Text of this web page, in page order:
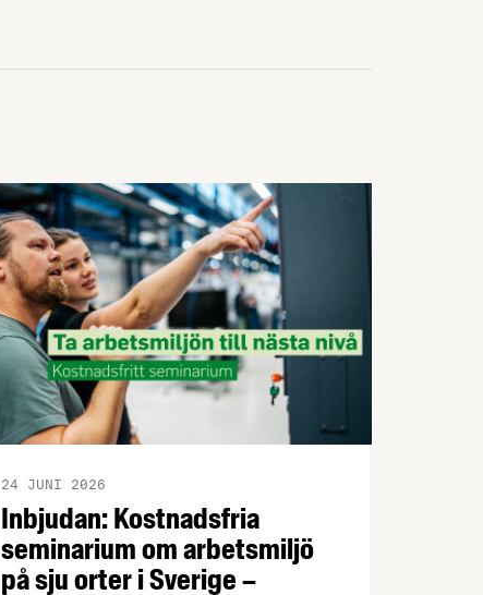
Inbjudan: Kostnadsfria
seminarium om arbetsmiljö
på sju orter i Sverige –
24 JUNI 2026